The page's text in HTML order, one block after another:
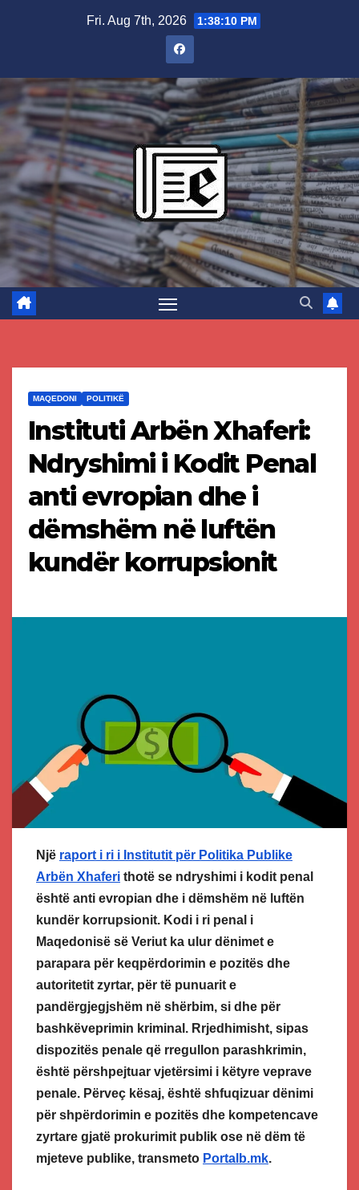
Fri. Aug 7th, 2026 1:38:12 PM
MAQEDONI POLITIKË
Instituti Arbën Xhaferi:
Ndryshimi i Kodit Penal
anti evropian dhe i
dëmshëm në luftën
kundër korrupsionit
Një raport i ri i Institutit për Politika Publike
Arbën Xhaferi thotë se ndryshimi i kodit penal
është anti evropian dhe i dëmshëm në luftën
kundër korrupsionit. Kodi i ri penal i
Maqedonisë së Veriut ka ulur dënimet e
parapara për keqpërdorimin e pozitës dhe
autoritetit zyrtar, për të punuarit e
pandërgjegjshëm në shërbim, si dhe për
bashkëveprimin kriminal. Rrjedhimisht, sipas
dispozitës penale që rregullon parashkrimin,
është përshpejtuar vjetërsimi i këtyre veprave
penale. Përveç kësaj, është shfuqizuar dënimi
për shpërdorimin e pozitës dhe kompetencave
zyrtare gjatë prokurimit publik ose në dëm të
mjeteve publike, transmeto Portalb.mk.